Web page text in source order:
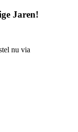
Jaren!
nu via